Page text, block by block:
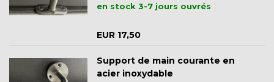
en stock 3-7 jours ouvrés
EUR 17,50
Support de main courante en
acier inoxydable